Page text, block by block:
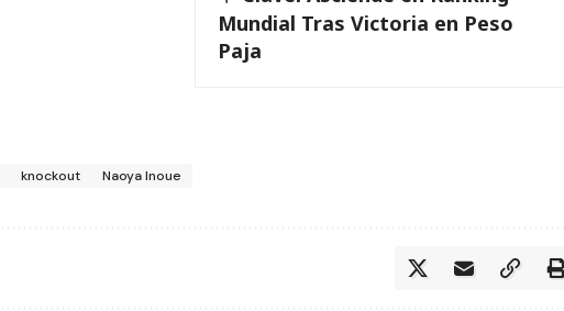
Mundial Tras Victoria en Peso
Paja
knockout Naoya Inoue